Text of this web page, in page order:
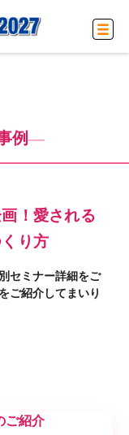
例
！愛される
り方
セミナー詳細をご
ご紹介してまいり
ご紹介